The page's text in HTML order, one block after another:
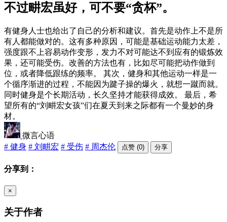
不过畊宏虽好，可不要“贪杯”。
有健身人士也给出了自己的分析和建议。首先是动作上不是所
有人都能做对的。这有多种原因，可能是基础运动能力太差，
强度跟不上容易动作变形，发力不对可能达不到应有的锻炼效
果，还可能受伤。改善的方法也有，比如尽可能把动作做到
位，或者降低跟练的频率。 其次，健身和其他运动一样是一
个循序渐进的过程，不能因为踺子操的爆火，就想一蹴而就。
同时健身是个长期活动，长久坚持才能获得成效。 最后，希
望所有的“刘畊宏女孩”们在夏天到来之际都有一个曼妙的身
材。
微言心语
# 健身 # 刘畊宏 # 受伤 # 周杰伦 点赞 (0) 分享
分享到：
×
关于作者